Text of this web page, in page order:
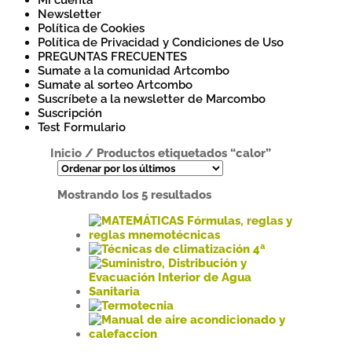
Newsletter
Política de Cookies
Política de Privacidad y Condiciones de Uso
PREGUNTAS FRECUENTES
Sumate a la comunidad Artcombo
Sumate al sorteo Artcombo
Suscríbete a la newsletter de Marcombo
Suscripción
Test Formulario
Inicio / Productos etiquetados “calor”
Mostrando los 5 resultadosOrdenado
los
últimos
Este
producto
tiene
múltiples
variantes.
Las
opciones
Este
producto
tiene
múltiples
variantes.
Las
Este
producto
tiene
Este
producto